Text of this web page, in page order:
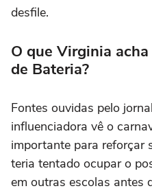
desfile.
O que Virginia
de Bateria?
Fontes ouvidas pelo jornal
influenciadora vê o
importante para reforçar
teria tentado ocupar o
em outras escolas antes